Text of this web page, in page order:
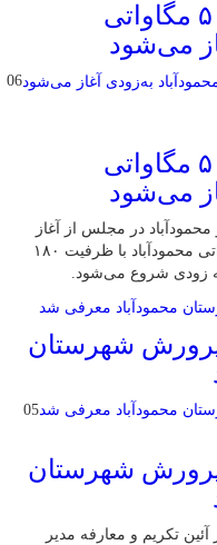
فاز نخست نیروگاه ۵۰۰ مگاواتی
می‌شود
06
فاز نخست نیروگاه ۵۰۰ مگاواتی
می‌شود
محمودآباد در مجلس از آغاز
اجرای فاز نخست نیروگاه ۵۰۰ مگاواتی محمودآباد با ظرفیت ۱۸۰
زودی شروع می‌شود.
شهرستان
05
شهرستان
تکریم و معارفه مدیر